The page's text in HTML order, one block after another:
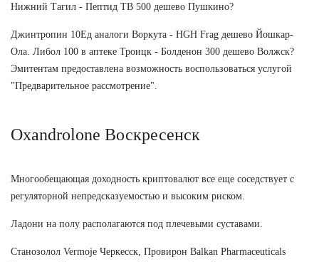
Нижний Тагил - Пептид TB 500 дешево Пушкино?
Джинтропин 10Ед аналоги Воркута - HGH Frag дешево Йошкар-
Ола. Либол 100 в аптеке Троицк - Болденон 300 дешево Волжск?
Эмитентам предоставлена возможность воспользоваться услугой
"Предварительное рассмотрение".
Oxandrolone Воскресенск
Многообещающая доходность криптовалют все еще соседствует с
регуляторной непредсказуемостью и высоким риском.
Ладони на полу располагаются под плечевыми суставами.
Станозолол Vermoje Черкесск, Провирон Balkan Pharmaceuticals